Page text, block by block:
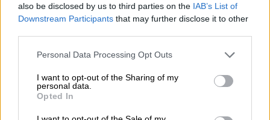
also be disclosed by us to third parties on the IAB’s List of
Downstream Participants that may further disclose it to other
Please note that this website/app uses one or more Google
not limited to your visit or usage behaviour. You may click to
grant or deny consent to Google and its third-party tags to
use your data for below specified purposes in below Google
consent section.
Personal Data Processing Opt Outs
I want to opt-out of the Sharing of my
personal data.
Opted In
Ympäristö
mukaan lukien tuotteemme
edistävien suunnitelmien